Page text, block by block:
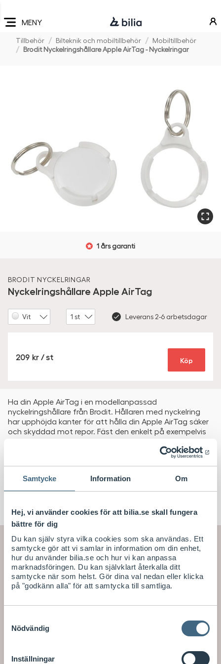
Samtycke Information Om
Hej, vi använder cookies för att bilia.se skall fungera
bättre för dig
Du kan själv styra vilka cookies som ska användas. Ett
samtycke gör att vi samlar in information om din enhet,
hur du använder bilia.se och hur vi kan anpassa
marknadsföringen. Du kan självklart återkalla ditt
samtycke när som helst. Gör dina val nedan eller klicka
på "godkänn alla" för att samtycka till samtliga.
Nödvändig
Inställningar
huvudmeny
innehåll
sidfot MENY
Tillbehör Bilteknik och mobiltillbehör
Mobiltillbehör
Brodit Nyckelringshållare Apple AirTag - Nyckelringar
1 års garanti
BRODIT NYCKELRINGAR
Nyckelringshållare Apple AirTag
Leverans 2-6 arbetsdagar
209 SEK/ st Köp
Ha din Apple AirTag i en modellanpassad
nyckelringshållare från Brodit. Hållaren med nyckelring
har upphöjda kanter för att hålla din Apple AirTag säker
och skyddad mot repor. Fäst den enkelt på exempelvis
Fäst Apple AirTag var du vill.
Hållaren skyddar mot repor.
Mer information
Specifikationer
Produktinformation
Köpvillkor